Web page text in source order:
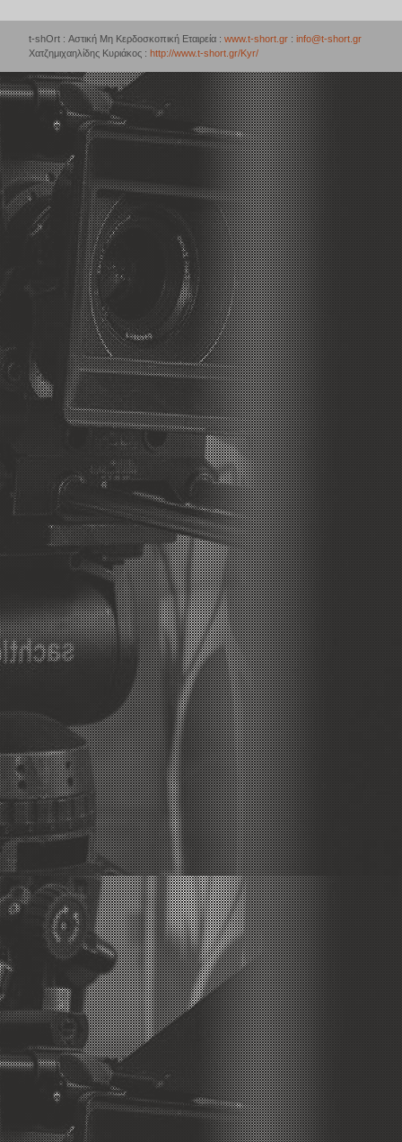
t-shOrt : Αστική Μη Κερδοσκοπική Εταιρεία : www.t-short.gr : info@t-short.gr
Χατζημιχαηλίδης Κυριάκος : http://www.t-short.gr/Kyr/